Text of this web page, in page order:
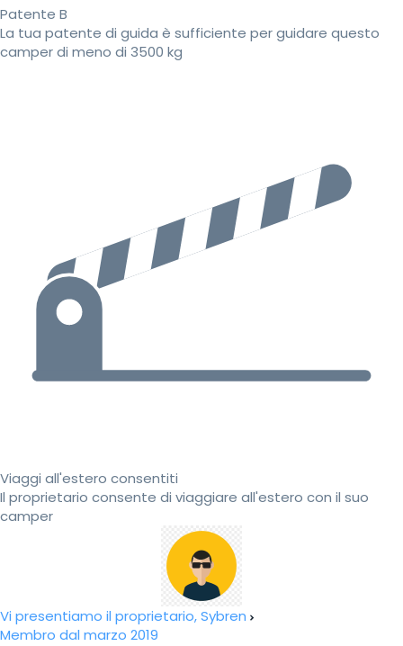
Patente B
La tua patente di guida è sufficiente per guidare questo
camper di meno di 3500 kg
Viaggi all'estero consentiti
Il proprietario consente di viaggiare all'estero con il suo
camper
Vi presentiamo il proprietario, Sybren
Membro dal marzo 2019